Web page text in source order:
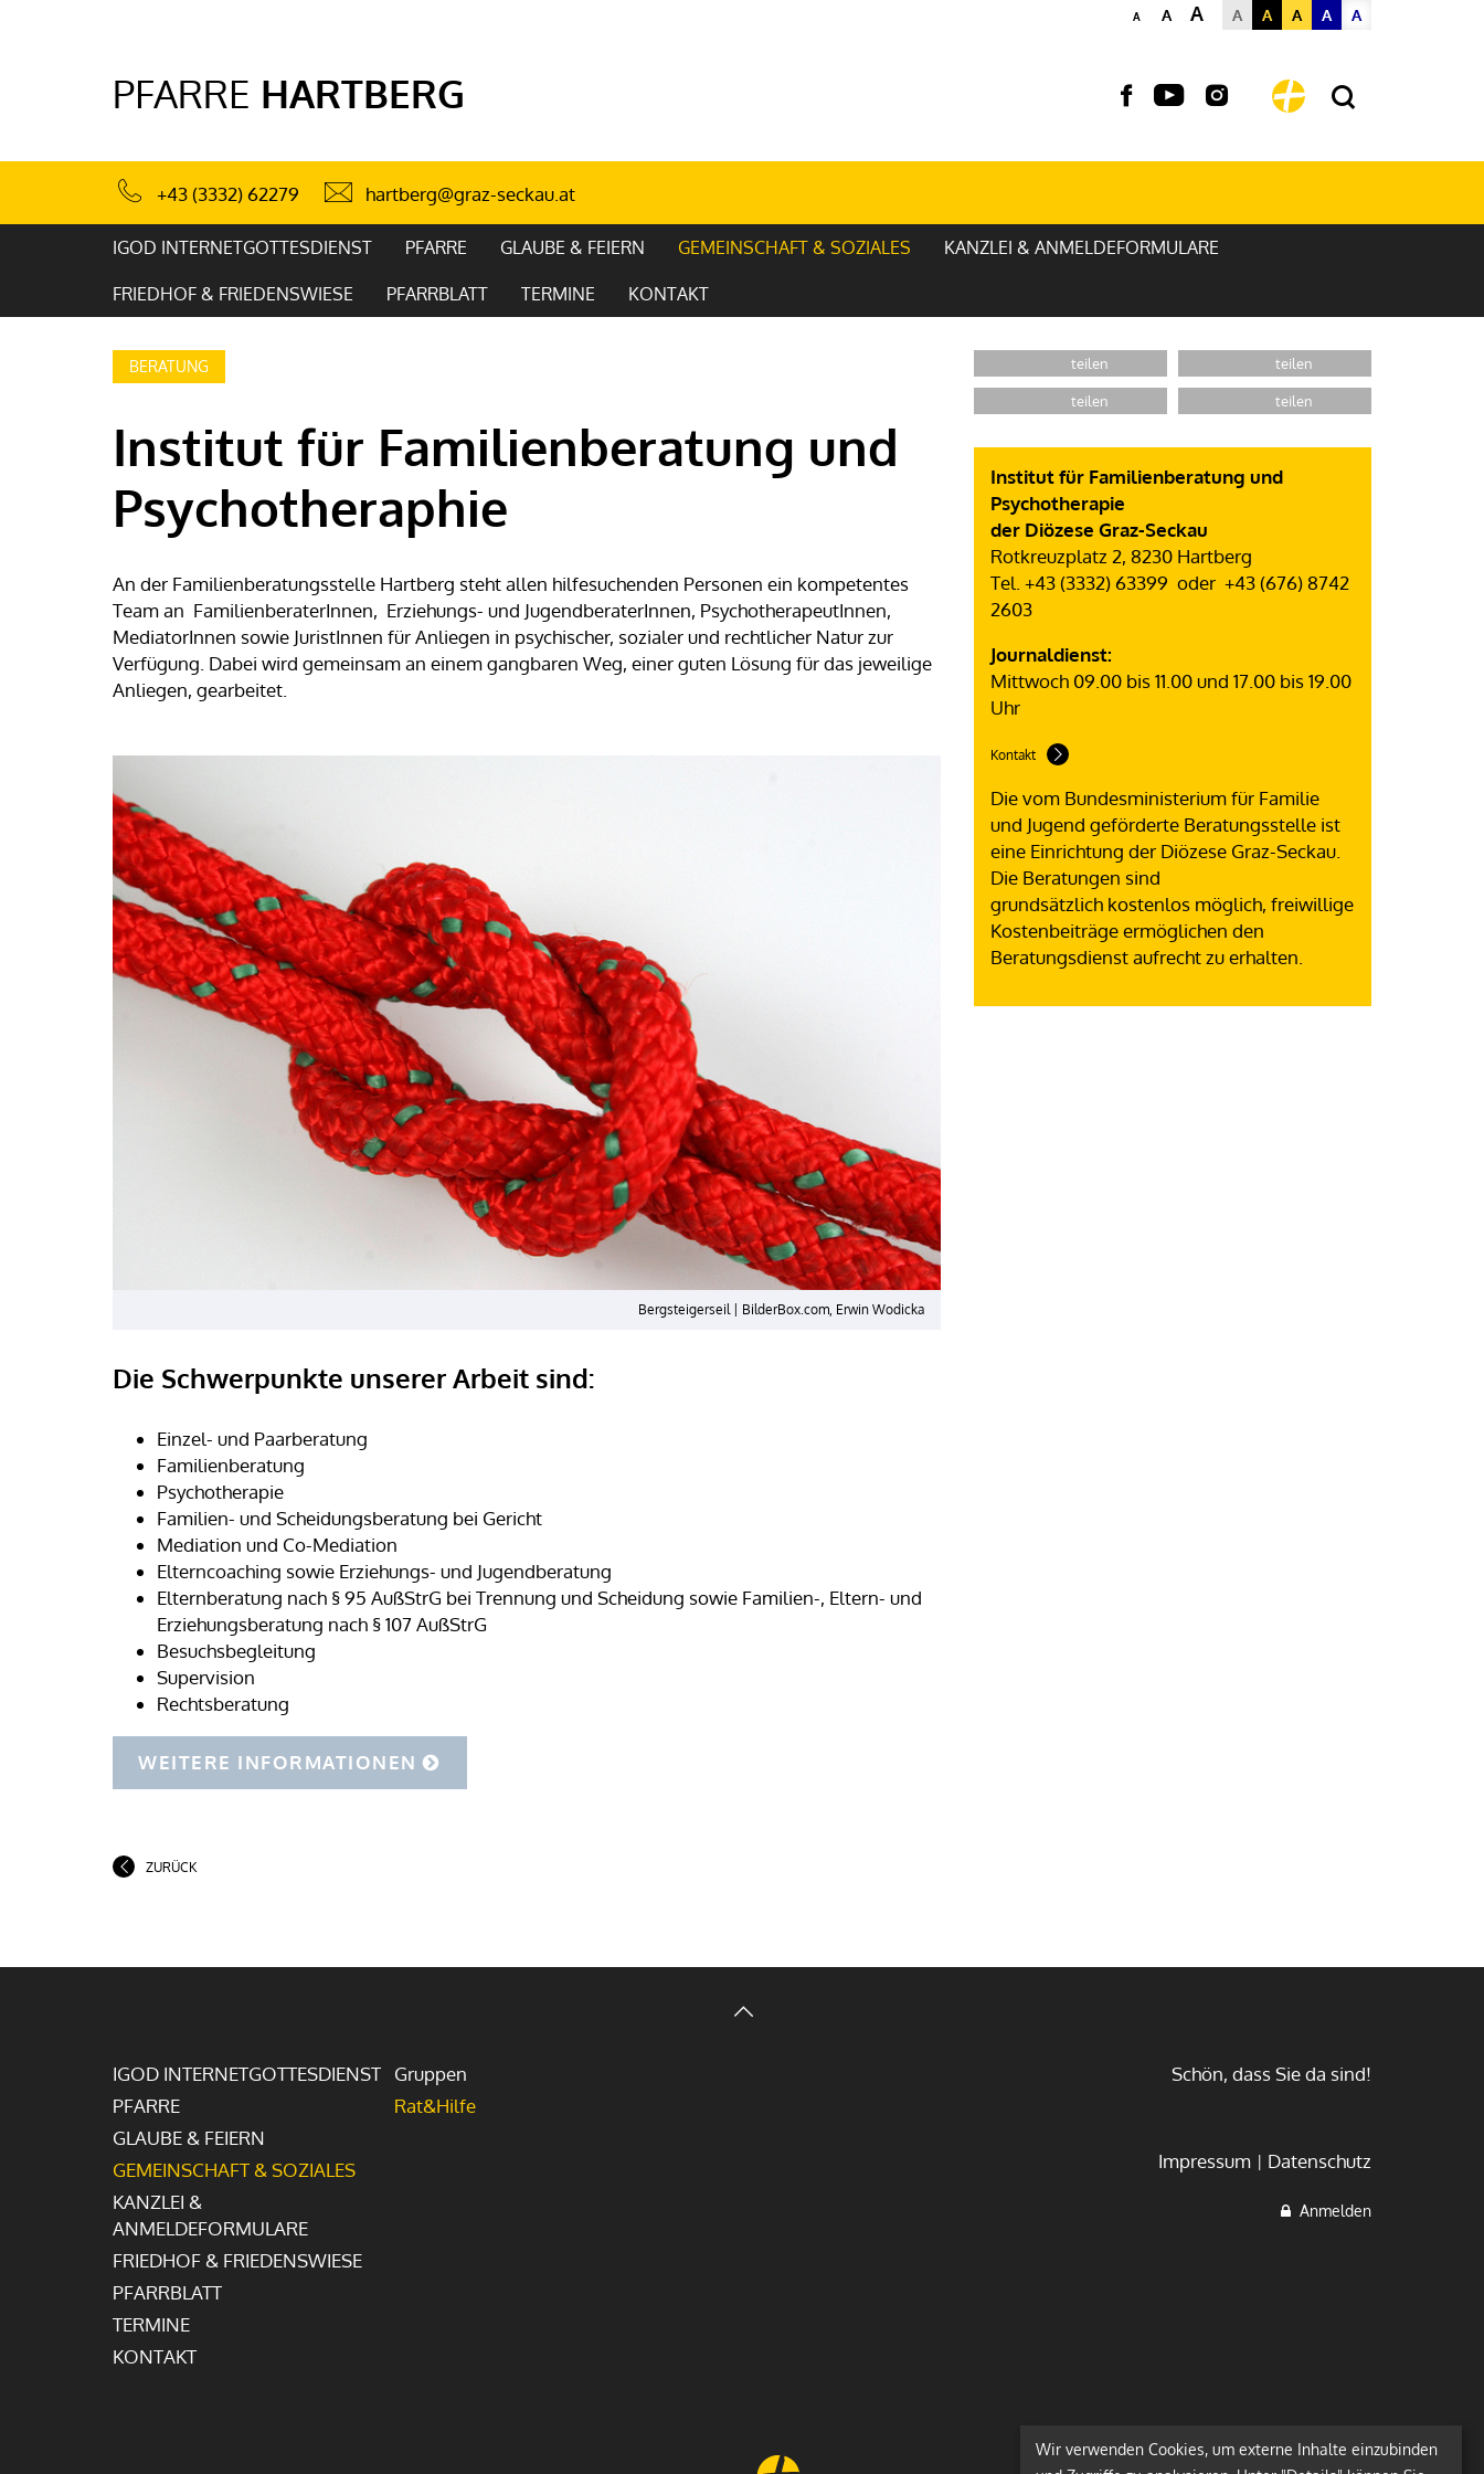
A A A A A A A A
PFARRE HARTBERG
+43 (3332) 62279 hartberg@graz-seckau.at
IGOD INTERNETGOTTESDIENST PFARRE GLAUBE & FEIERN GEMEINSCHAFT & SOZIALES KANZLEI & ANMELDEFORMULARE
FRIEDHOF & FRIEDENSWIESE PFARRBLATT TERMINE KONTAKT
BERATUNG
Institut für Familienberatung und
Psychotheraphie
An der Familienberatungsstelle Hartberg steht allen hilfesuchenden Personen ein kompetentes
Team an FamilienberaterInnen, Erziehungs- und JugendberaterInnen, PsychotherapeutInnen,
MediatorInnen sowie JuristInnen für Anliegen in psychischer, sozialer und rechtlicher Natur zur
Verfügung. Dabei wird gemeinsam an einem gangbaren Weg, einer guten Lösung für das jeweilige
Anliegen, gearbeitet.
Bergsteigerseil | BilderBox.com, Erwin Wodicka
Die Schwerpunkte unserer Arbeit sind:
Einzel- und Paarberatung
Familienberatung
Psychotherapie
Familien- und Scheidungsberatung bei Gericht
Mediation und Co-Mediation
Elterncoaching sowie Erziehungs- und Jugendberatung
Elternberatung nach § 95 AußStrG bei Trennung und Scheidung sowie Familien-, Eltern- und
Erziehungsberatung nach § 107 AußStrG
Besuchsbegleitung
Supervision
Rechtsberatung
WEITERE INFORMATIONEN
ZURÜCK
Institut für Familienberatung und
Psychotherapie
der Diözese Graz-Seckau
Rotkreuzplatz 2, 8230 Hartberg
Tel. +43 (3332) 63399 oder +43 (676) 8742
2603
Journaldienst:
Mittwoch 09.00 bis 11.00 und 17.00 bis 19.00
Uhr
Kontakt
Die vom Bundesministerium für Familie
und Jugend geförderte Beratungsstelle ist
eine Einrichtung der Diözese Graz-Seckau.
Die Beratungen sind
grundsätzlich kostenlos möglich, freiwillige
Kostenbeiträge ermöglichen den
Beratungsdienst aufrecht zu erhalten.
IGOD INTERNETGOTTESDIENST
PFARRE
GLAUBE & FEIERN
GEMEINSCHAFT & SOZIALES
Gruppen
Rat&Hilfe
KANZLEI &
ANMELDEFORMULARE
FRIEDHOF & FRIEDENSWIESE
PFARRBLATT
TERMINE
KONTAKT
Schön, dass Sie da sind!
Impressum Datenschutz
Anmelden
Wir verwenden Cookies, um externe Inhalte einzubinden